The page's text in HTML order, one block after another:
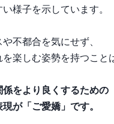
様子を示しています。
不都合を気にせず、
楽しむ姿勢を持つこと
係をより良くするための
が「ご愛嬌」です。